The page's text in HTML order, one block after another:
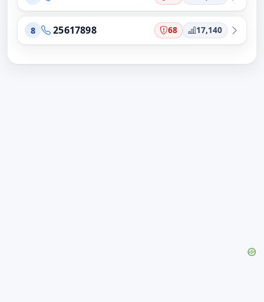
8 25617898 68 17,140